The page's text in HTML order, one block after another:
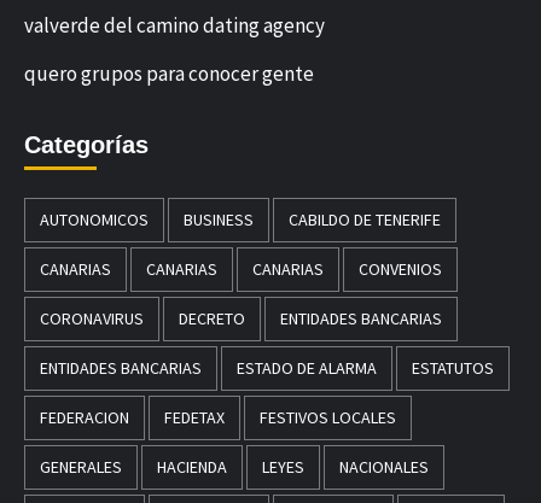
valverde del camino dating agency
quero grupos para conocer gente
Categorías
AUTONOMICOS BUSINESS CABILDO DE TENERIFE
CANARIAS CANARIAS CANARIAS CONVENIOS
CORONAVIRUS DECRETO ENTIDADES BANCARIAS
ENTIDADES BANCARIAS ESTADO DE ALARMA ESTATUTOS
FEDERACION FEDETAX FESTIVOS LOCALES
GENERALES HACIENDA LEYES NACIONALES